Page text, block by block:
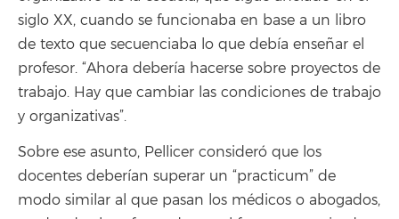
siglo XX, cuando se funcionaba en base a un libro
de texto que secuenciaba lo que debía enseñar el
profesor. “Ahora debería hacerse sobre proyectos de
trabajo. Hay que cambiar las condiciones de trabajo
y organizativas”.
Sobre ese asunto, Pellicer consideró que los
docentes deberían superar un “practicum” de
modo similar al que pasan los médicos o abogados,